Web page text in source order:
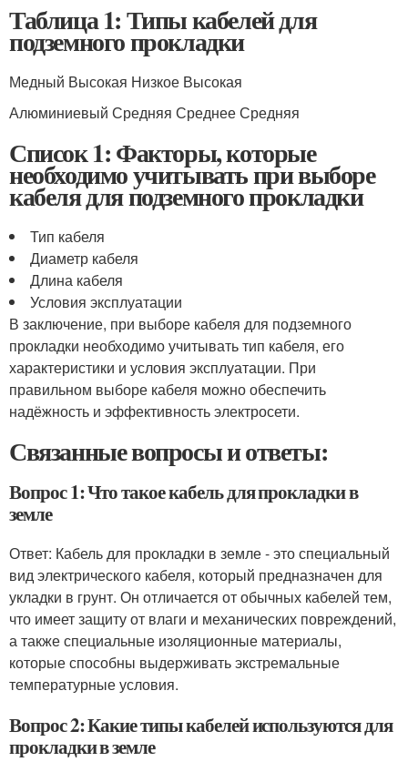
Таблица 1: Типы кабелей для
подземного прокладки
Медный Высокая Низкое Высокая
Алюминиевый Средняя Среднее Средняя
Список 1: Факторы, которые
необходимо учитывать при выборе
кабеля для подземного прокладки
Тип кабеля
Диаметр кабеля
Длина кабеля
Условия эксплуатации
В заключение, при выборе кабеля для подземного
прокладки необходимо учитывать тип кабеля, его
характеристики и условия эксплуатации. При
правильном выборе кабеля можно обеспечить
надёжность и эффективность электросети.
Связанные вопросы и ответы:
Вопрос 1: Что такое кабель для прокладки в
земле
Ответ: Кабель для прокладки в земле - это специальный
вид электрического кабеля, который предназначен для
укладки в грунт. Он отличается от обычных кабелей тем,
что имеет защиту от влаги и механических повреждений,
а также специальные изоляционные материалы,
которые способны выдерживать экстремальные
температурные условия.
Вопрос 2: Какие типы кабелей используются для
прокладки в земле